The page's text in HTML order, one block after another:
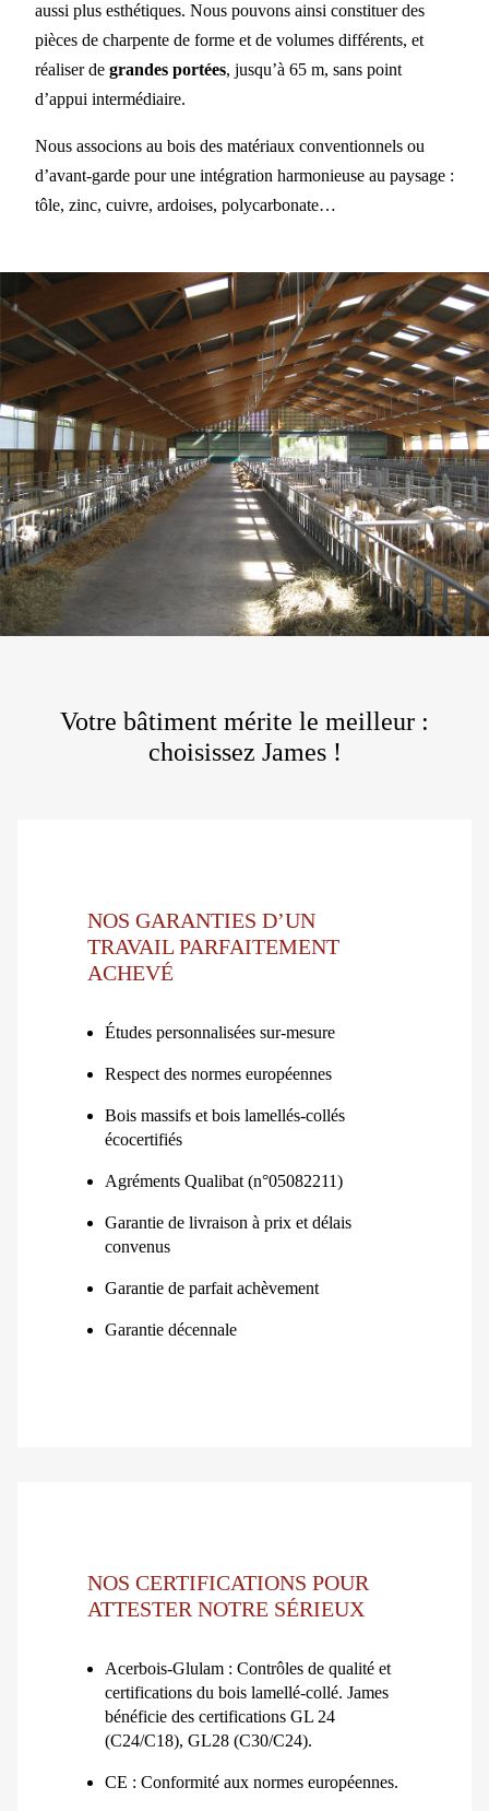
aussi plus esthétiques. Nous pouvons ainsi constituer des
pièces de charpente de forme et de volumes différents, et
réaliser de grandes portées, jusqu’à 65 m, sans point
d’appui intermédiaire.
Nous associons au bois des matériaux conventionnels ou
d’avant-garde pour une intégration harmonieuse au paysage :
tôle, zinc, cuivre, ardoises, polycarbonate…
Votre bâtiment mérite le meilleur :
choisissez James !
NOS GARANTIES D’UN
TRAVAIL PARFAITEMENT
ACHEVÉ
Études personnalisées sur-mesure
Respect des normes européennes
Bois massifs et bois lamellés-collés
écocertifiés
Agréments Qualibat (n°05082211)
Garantie de livraison à prix et délais
convenus
Garantie de parfait achèvement
Garantie décennale
NOS CERTIFICATIONS POUR
ATTESTER NOTRE SÉRIEUX
Acerbois-Glulam : Contrôles de qualité et
certifications du bois lamellé-collé. James
bénéficie des certifications GL 24
(C24/C18), GL28 (C30/C24).
CE : Conformité aux normes européennes.